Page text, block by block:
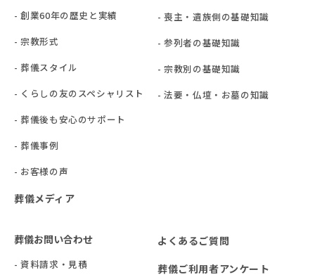
- 創業60年の歴史と実績
- 宗教形式
- 葬儀スタイル
- くらしの友のスペシャリスト
- 葬儀後も安心のサポート
- 葬儀事例
- お客様の声
葬儀メディア
- 喪主・遺族側の基礎知識
- 参列者の基礎知識
- 宗教別の基礎知識
- 法要・仏壇・お墓の知識
葬儀お問い合わせ
- 資料請求・見積
よくあるご質問
葬儀ご利用者アンケート